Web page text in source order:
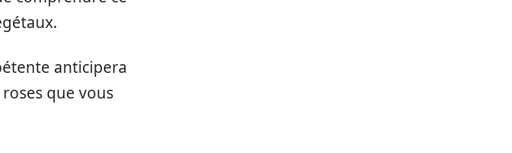
anticipera
que vous